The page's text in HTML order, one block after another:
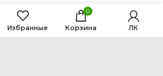
Избранные
0
Корзина ЛК